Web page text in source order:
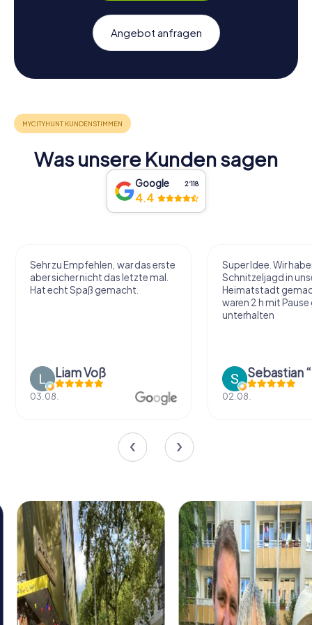
Angebot anfragen
Was unsere Kunden sagen
Google 2‘118
4.4
Super Idee. Wir haben die
Schnitzeljagd in unserer
Heimatstadt gemacht und
02.08.
Macht sehr viel
Handhabung und
sieht einiges ohne
laufen! Tolle App
Sharina
01.08.